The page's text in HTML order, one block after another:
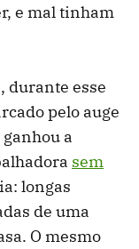
e mal tinham
durante esse
pelo auge
a
sem
longas
de uma
O mesmo